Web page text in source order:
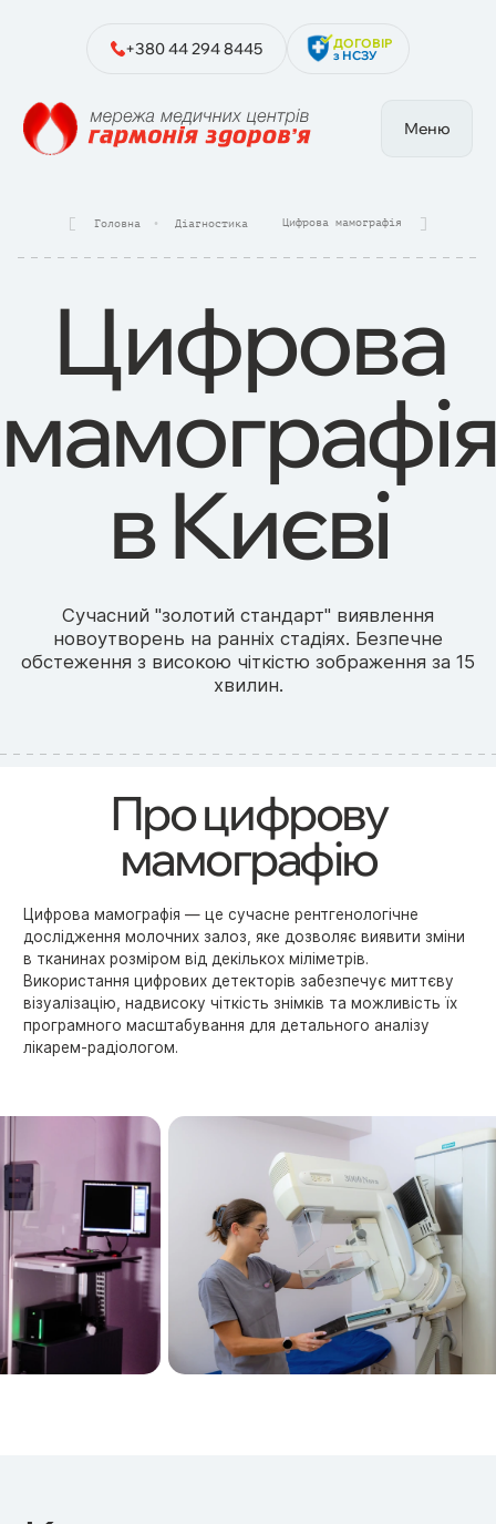
+380 44 294 8445 ДОГОВІР
з НСЗУ
Меню
Головна Діагностика Цифрова мамографія
Цифрова
в Києві
Сучасний "золотий стандарт" виявлення
новоутворень на ранніх стадіях. Безпечне
обстеження з високою чіткістю зображення за 15
хвилин.
Про цифрову
мамографію
Цифрова мамографія — це сучасне рентгенологічне
дослідження молочних залоз, яке дозволяє виявити зміни
в тканинах розміром від декількох міліметрів.
Використання цифрових детекторів забезпечує миттєву
візуалізацію, надвисоку чіткість знімків та можливість їх
програмного масштабування для детального аналізу
лікарем-радіологом.